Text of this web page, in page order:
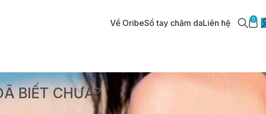
Về OribeSổ tay chăm daLiên hệ 0
BIẾT CHƯA?